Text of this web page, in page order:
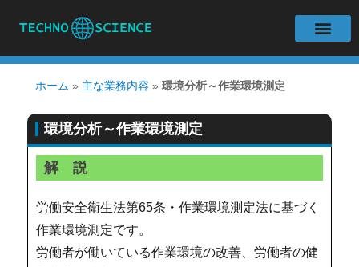
ホーム » 主な業務内容 »環境分析～作業環境測定
環境分析～作業環境測定
解 説
労働安全衛生法第65条・作業環境測定法に基づく
作業環境測定です。
労働者が働いている作業環境の改善、労働者の健